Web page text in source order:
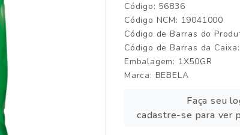
Código: 56836
Código NCM: 19041000
Código de Barras do
Código de Barras da
Embalagem: 1X50GR
Marca: BEBELA
Faça seu
cadastre-se para ver